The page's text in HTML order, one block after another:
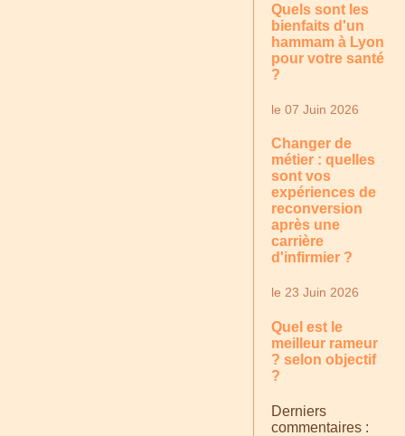
Quels sont les
bienfaits d'un
hammam à Lyon
pour votre santé
?
le 07 Juin 2026
Changer de
métier : quelles
sont vos
expériences de
reconversion
après une
carrière
d'infirmier ?
le 23 Juin 2026
Quel est le
meilleur rameur
? selon objectif
?
Derniers
commentaires :